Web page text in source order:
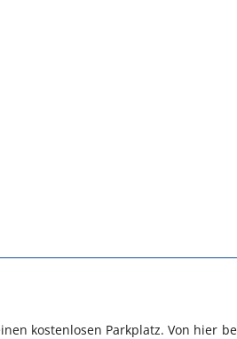
kostenlosen Parkplatz. Von hier